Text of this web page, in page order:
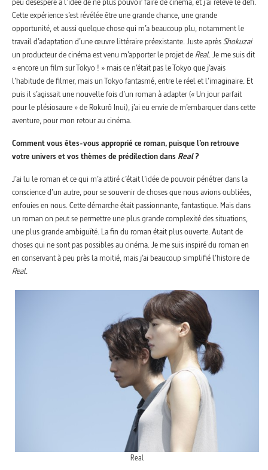
Cette expérience s’est révélée être une grande chance, une grande
opportunité, et aussi quelque chose qui m’a beaucoup plu, notamment le
travail d’adaptation d’une œuvre littéraire préexistante. Juste après Shokuzai
un producteur de cinéma est venu m’apporter le projet de Real . Je me suis dit
« encore un film sur Tokyo ! » mais ce n’était pas le Tokyo que j’avais
l’habitude de filmer, mais un Tokyo fantasmé, entre le réel et l’imaginaire. Et
puis il s’agissait une nouvelle fois d’un roman à adapter (« Un jour parfait
pour le plésiosaure » de Rokurô Inui), j’ai eu envie de m’embarquer dans cette
aventure, pour mon retour au cinéma.
Comment vous êtes-vous approprié ce roman, puisque l’on retrouve
votre univers et vos thèmes de prédilection dans Real?
J’ai lu le roman et ce qui m’a attiré c’était l’idée de pouvoir pénétrer dans la
conscience d’un autre, pour se souvenir de choses que nous avions oubliées,
enfouies en nous. Cette démarche était passionnante, fantastique. Mais dans
un roman on peut se permettre une plus grande complexité des situations,
une plus grande ambiguïté. La fin du roman était plus ouverte. Autant de
choses qui ne sont pas possibles au cinéma. Je me suis inspiré du roman en
en conservant à peu près la moitié, mais j’ai beaucoup simplifié l’histoire de
Real
Real